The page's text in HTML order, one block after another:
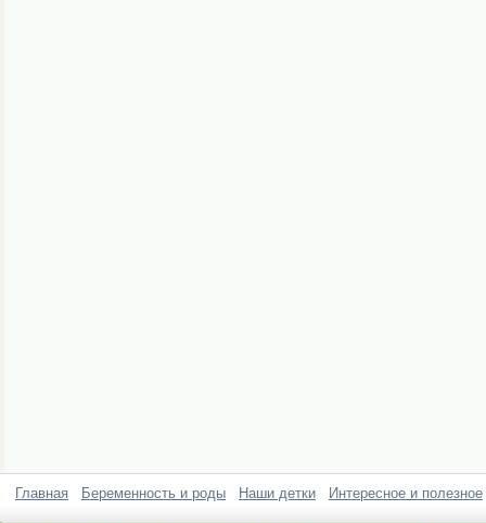
Главная Беременность и роды Наши детки Интересное и полезное